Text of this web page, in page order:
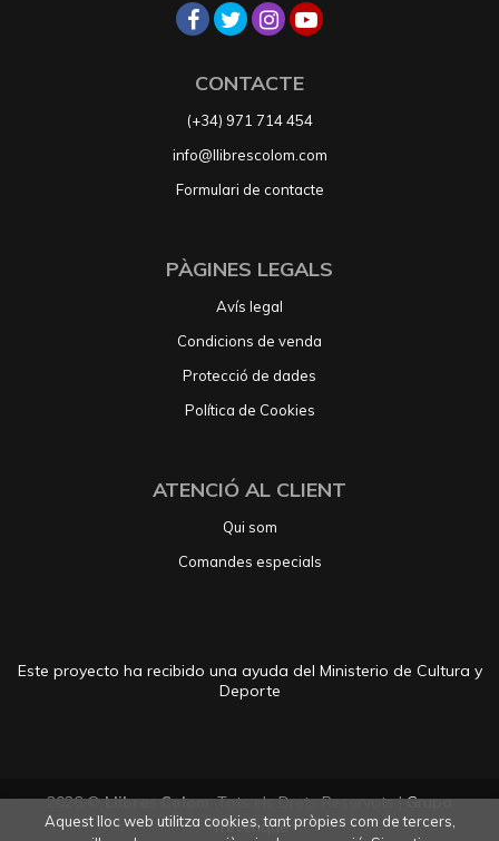
CONTACTE
(+34) 971 714 454
info@llibrescolom.com
Formulari de contacte
PÀGINES LEGALS
Avís legal
Condicions de venda
Protecció de dades
Política de Cookies
ATENCIÓ AL CLIENT
Qui som
Comandes especials
Este proyecto ha recibido una ayuda del Ministerio de Cultura y
Deporte
2026 ©Llibres Colom. Tots els Drets Reservats |Grupo
Trevenque
Aquest lloc web utilitza cookies, tant pròpies com de tercers,